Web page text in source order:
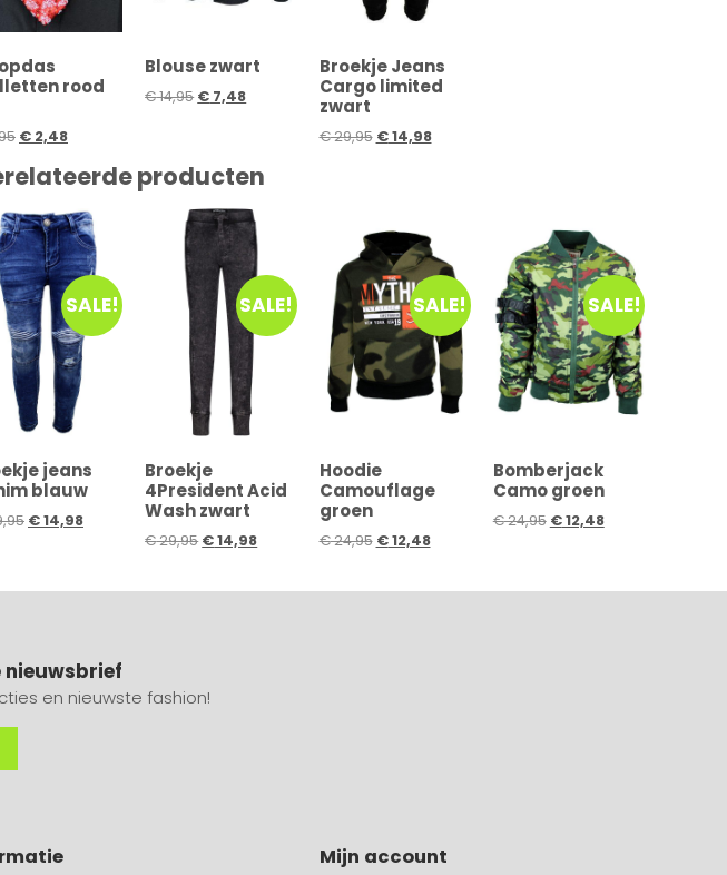
rood
€ 2,48
Blouse zwart
€14,95 € 7,48
Broekje Jeans
Cargo limited
zwart
€29,95 €14,98
producten
SALE!
jeans
blauw
€14,98
SALE!
Broekje
4President Acid
Wash zwart
€29,95 €14,98
SALE!
Hoodie
Camouflage
groen
€24,95 €12,48
SALE!
Bomberjack
Camo groen
€24,95 €12,48
nieuwsbrief
en nieuwste fashion!
Mijn account